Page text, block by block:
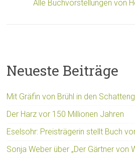
Alle Buchvorstellungen von
Neueste Beiträge
Mit Gräfin von Brühl in den
Der Harz vor 150 Millionen Jahren
Eselsohr: Preisträgerin stellt Buch
Sonja Weber über „Der Gärtner von